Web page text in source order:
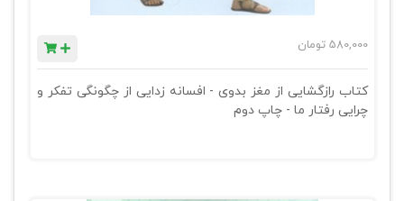
580,000 تومان
کتاب رازگشایی از مغز بدوی - افسانه زدایی از چگونگی تفکر و
چرایی رفتار ما - چاپ دوم